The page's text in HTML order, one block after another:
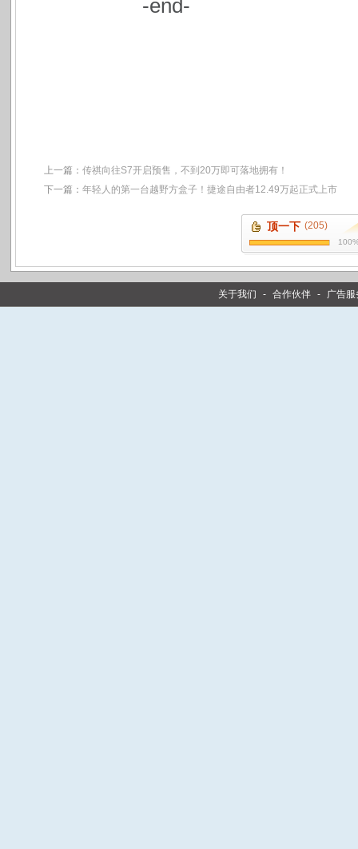
-end-
上一篇： 传祺向往S7开启预售，不到20万即可落地拥有！
下一篇： 年轻人的第一台越野方盒子！捷途自由者12.49万起正式上市
顶一下 (205)
关于我们 - 合作伙伴 - 广告服